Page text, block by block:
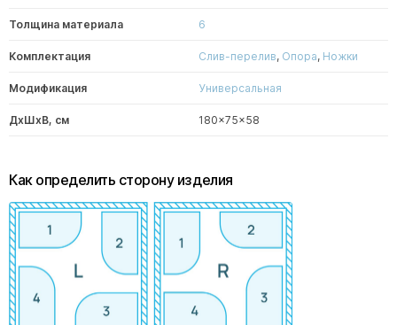
Толщина материала 6
Комплектация Слив-перелив, Опора, Ножки
Модификация Универсальная
ДxШxВ, см 180x75x58
Как определить сторону изделия